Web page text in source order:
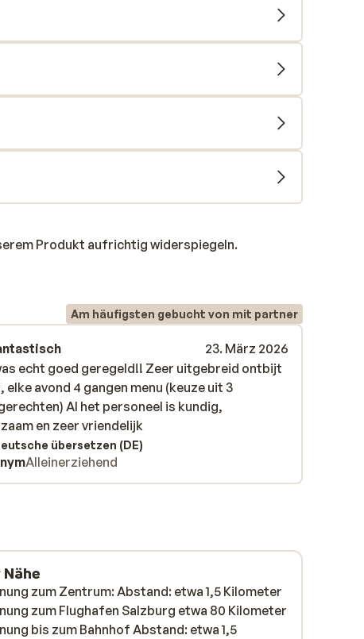
Produkt aufrichtig widerspiegeln.
Am häufigsten gebucht von mit partner
23. März 2026
echt goed geregeld!! Zeer uitgebreid ontbijt
avond 4 gangen menu (keuze uit 3
Al het personeel is kundig,
en zeer vriendelijk
echt goed geregeld!! Zeer uitgebreid ontbijt
avond 4 gangen menu (keuze uit 3
Al het personeel is kundig,
en zeer vriendelijk
übersetzen (DE)
Alleinerziehend
zum Zentrum: Abstand: etwa 1,5 Kilometer
zum Flughafen Salzburg etwa 80 Kilometer
bis zum Bahnhof Abstand: etwa 1,5